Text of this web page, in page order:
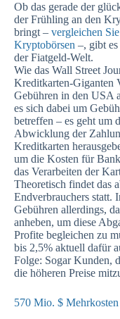
Ob das gerade der
der Frühling an den
bringt – vergleichen
Kryptobörsen –, gibt
der Fiatgeld-Welt.
Wie das Wall Street
Kreditkarten-Giganten
Gebühren in den USA
es sich dabei um
betreffen – es geht um
Abwicklung der
Kreditkarten
um die Kosten für
das Verarbeiten der
Theoretisch findet das
Endverbrauchers statt.
Gebühren allerdings,
anheben, um diese
Profite begleichen zu
bis 2,5% aktuell dafür
Folge: Sogar Kunden,
die höheren Preise
570 Mio. $